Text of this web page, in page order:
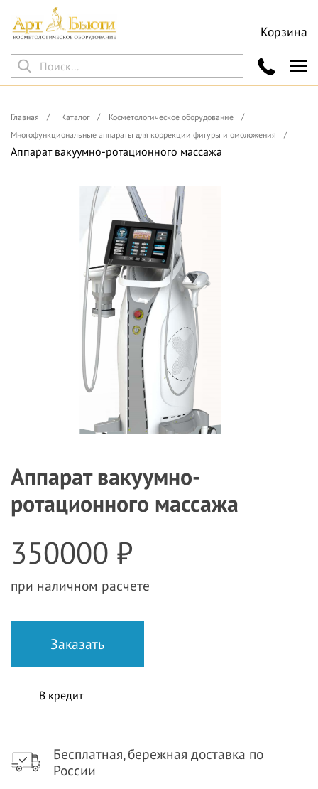
Корзина
Главная Каталог
Косметологическое оборудование
Многофункциональные аппараты для коррекции фигуры и омоложения
Аппарат вакуумно-ротационного массажа
Аппарат вакуумно-
ротационного массажа
350000 ₽
при наличном расчете
В кредит
Бесплатная, бережная доставка по
России